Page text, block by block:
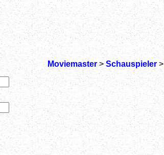
Moviemaster> Schauspieler>